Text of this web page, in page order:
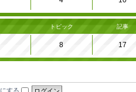
トピック 記事
8 17
にする